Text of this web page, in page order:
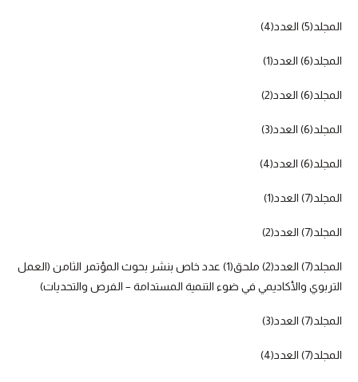
المجلد(5) العدد(4)
المجلد(6) العدد(1)
المجلد(6) العدد(2)
المجلد(6) العدد(3)
المجلد(6) العدد(4)
المجلد(7) العدد(1)
المجلد(7) العدد(2)
المجلد(7) العدد(2) ملحق(1) عدد خاص بنشر بحوث المؤتمر الثامن (العمل
التربوي والأكاديمي في ضوء التنمية المستدامة – الفرص والتحديات)
المجلد(7) العدد(3)
المجلد(7) العدد(4)